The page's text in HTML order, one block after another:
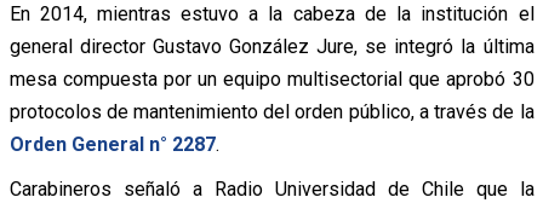
En 2014, mientras estuvo a la cabeza de la institución el
general director Gustavo González Jure, se integró la última
mesa compuesta por un equipo multisectorial que aprobó 30
protocolos de mantenimiento del orden público, a través de la
Orden General n° 2287.
Carabineros señaló a Radio Universidad de Chile que la